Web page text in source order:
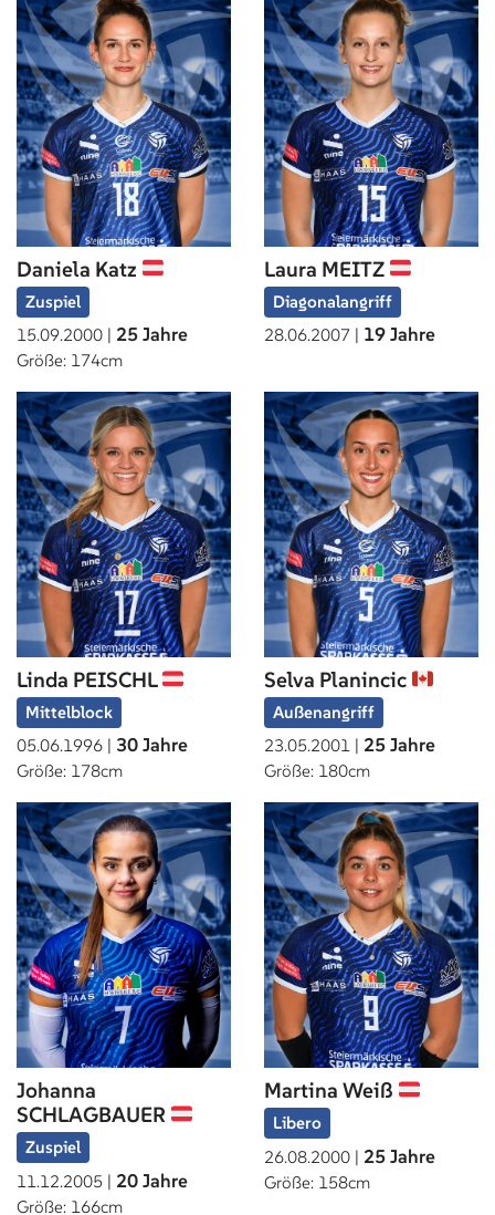
Daniela Katz
Zuspiel
15.09.2000 | 25 Jahre
Größe: 174cm
Laura MEITZ
Diagonalangriff
28.06.2007 | 19 Jahre
Linda PEISCHL
Mittelblock
05.06.1996 | 30 Jahre
Größe: 178cm
Selva Planincic
Außenangriff
23.05.2001 | 25 Jahre
Größe: 180cm
Johanna
SCHLAGBAUER
Zuspiel
11.12.2005 | 20 Jahre
Größe: 166cm
Martina Weiß
Libero
26.08.2000 | 25 Jahre
Größe: 158cm